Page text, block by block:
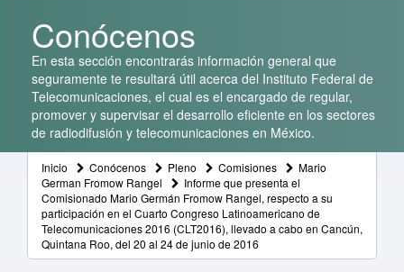
Conócenos
En esta sección encontrarás información general que
seguramente te resultará útil acerca del Instituto Federal de
Telecomunicaciones, el cual es el encargado de regular,
promover y supervisar el desarrollo eficiente en los sectores
de radiodifusión y telecomunicaciones en México.
Inicio Conócenos Pleno Comisiones
Mario
German Fromow Rangel
Informe que presenta el
Comisionado Mario Germán Fromow Rangel, respecto a su
participación en el Cuarto Congreso Latinoamericano de
Telecomunicaciones 2016 (CLT2016), llevado a cabo en Cancún,
Quintana Roo, del 20 al 24 de junio de 2016